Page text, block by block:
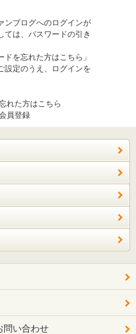
ンブログへのログインが
ては、パスワードの引き
を忘れた方はこちら」
設定のうえ、ログインを
れた方はこちら
員登録
問い合わせ